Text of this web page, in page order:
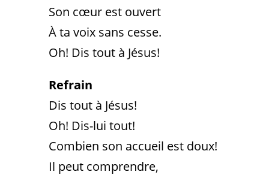
Son cœur est ouvert
À ta voix sans cesse.
Oh! Dis tout à Jésus!
Refrain
Dis tout à Jésus!
Oh! Dis-lui tout!
Combien son accueil est doux!
Il peut comprendre,